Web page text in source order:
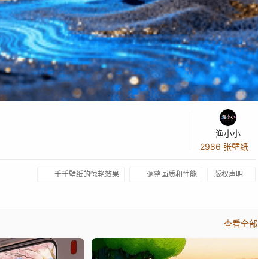
渔小小
2986 张壁纸
千千壁纸的惊艳效果 调整画质和性能 版权声明
查看全部